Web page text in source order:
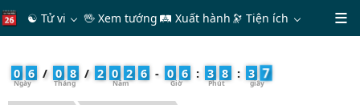
☯ Tử vi 🖖 Xem tướng 🛤 Xuất hành 🔭Tiện ích
0 6 / 0 8 / 2 0 2 6 - 0 6 : 3 8 : 3 8